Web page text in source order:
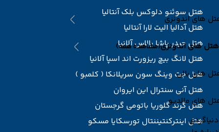
های اندونزی
هتل های اندونزی(مشاهده همه)
های بالی
های مالدیو
دنیاگردی
هتل سوئنو دلوکس بلک آنتالیا
هتل آدالیا الیت لارا آنتالیا
هتل حیدر پاشا پالاس آلانیا
هتل لانگ بیچ ریزورت اند اسپا آلانیا
هتل جت وینگ سون سریلانکا ( کلمبو )
هتل آنی سنترال این ایروان
هتل گرند گلوریا باتومی گرجستان
هتل اینترکنتیننتال تورسکایا مسکو